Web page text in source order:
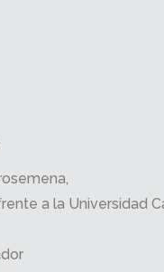
a la Universidad